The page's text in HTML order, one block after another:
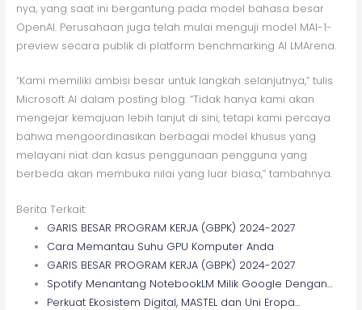
nya, yang saat ini bergantung pada model bahasa besar
OpenAI. Perusahaan juga telah mulai menguji model MAI-1-
preview secara publik di platform benchmarking AI LMArena.
“Kami memiliki ambisi besar untuk langkah selanjutnya,” tulis
Microsoft AI dalam posting blog. “Tidak hanya kami akan
mengejar kemajuan lebih lanjut di sini, tetapi kami percaya
bahwa mengoordinasikan berbagai model khusus yang
melayani niat dan kasus penggunaan pengguna yang
berbeda akan membuka nilai yang luar biasa,” tambahnya.
Berita Terkait:
GARIS BESAR PROGRAM KERJA (GBPK) 2024-2027
Cara Memantau Suhu GPU Komputer Anda
GARIS BESAR PROGRAM KERJA (GBPK) 2024-2027
Spotify Menantang NotebookLM Milik Google Dengan…
Perkuat Ekosistem Digital, MASTEL dan Uni Eropa…